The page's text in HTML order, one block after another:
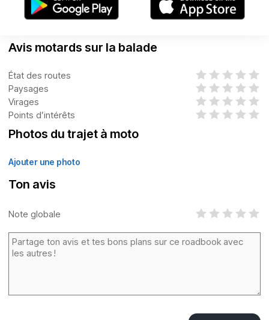
Avis motards sur la balade
État des routes
Paysages
Virages
Points d’intérêts
Photos du trajet à moto
Ajouter une photo
Ton avis
Note globale